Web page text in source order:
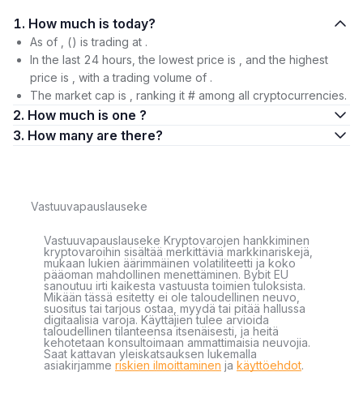
1. How much is today?
As of , () is trading at .
In the last 24 hours, the lowest price is , and the highest
price is , with a trading volume of .
The market cap is , ranking it # among all cryptocurrencies.
2. How much is one ?
3. How many are there?
Vastuuvapauslauseke
Vastuuvapauslauseke Kryptovarojen hankkiminen
kryptovaroihin sisältää merkittäviä markkinariskejä,
mukaan lukien äärimmäinen volatiliteetti ja koko
pääoman mahdollinen menettäminen. Bybit EU
sanoutuu irti kaikesta vastuusta toimien tuloksista.
Mikään tässä esitetty ei ole taloudellinen neuvo,
suositus tai tarjous ostaa, myydä tai pitää hallussa
digitaalisia varoja. Käyttäjien tulee arvioida
taloudellinen tilanteensa itsenäisesti, ja heitä
kehotetaan konsultoimaan ammattimaisia neuvojia.
Saat kattavan yleiskatsauksen lukemalla
asiakirjamme riskien ilmoittaminen ja käyttöehdot.